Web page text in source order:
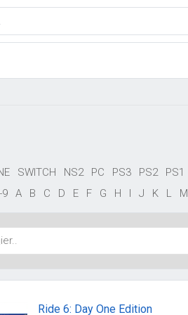
SWITCH NS2 PC PS3 PS2 PS1
9 A B C D E F G H I J K L M
Ride 6: Day One Edition